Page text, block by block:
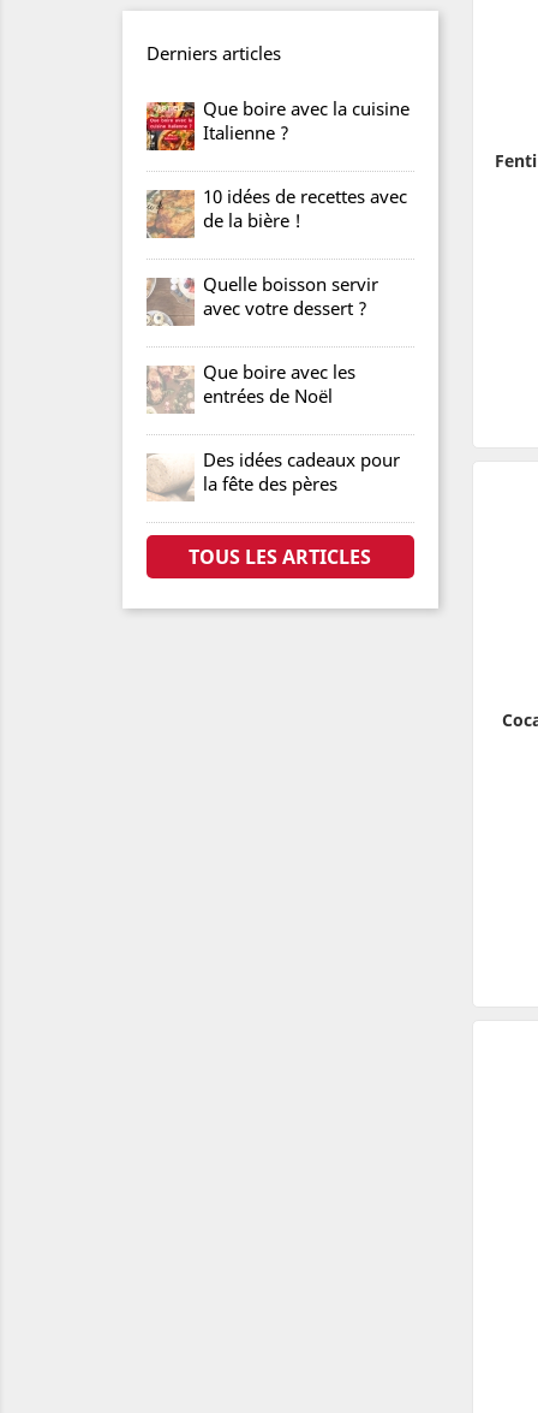
Derniers articles
Que boire avec la cuisine
Italienne ?
10 idées de recettes avec
de la bière !
Quelle boisson servir
avec votre dessert ?
Que boire avec les
entrées de Noël
Des idées cadeaux pour
la fête des pères
TOUS LES ARTICLES